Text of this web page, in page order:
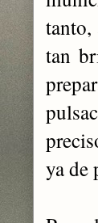
tanto,
tan
ya de